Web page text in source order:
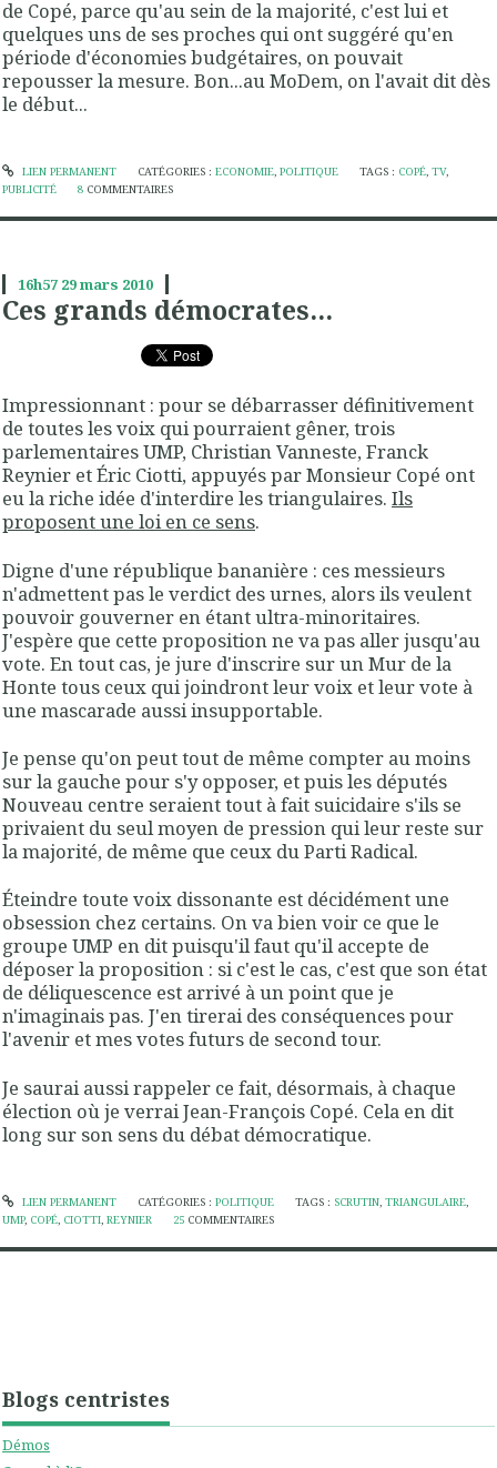
Blogs centristes
Démos
de Copé, parce qu'au sein de la majorité, c'est lui et
quelques uns de ses proches qui ont suggéré qu'en
période d'économies budgétaires, on pouvait
repousser la mesure. Bon...au MoDem, on l'avait dit dès
le début...
LIEN PERMANENT CATÉGORIES : ECONOMIE, POLITIQUE TAGS : COPÉ,TV,
PUBLICITÉ
8 COMMENTAIRES
16h57 29mars 2010
Ces grands démocrates...
Impressionnant : pour se débarrasser définitivement
de toutes les voix qui pourraient gêner, trois
parlementaires UMP, Christian Vanneste, Franck
Reynier et Éric Ciotti, appuyés par Monsieur Copé ont
eu la riche idée d'interdire les triangulaires. Ils
proposent une loi en ce sens.
Digne d'une république bananière : ces messieurs
n'admettent pas le verdict des urnes, alors ils veulent
pouvoir gouverner en étant ultra-minoritaires.
J'espère que cette proposition ne va pas aller jusqu'au
vote. En tout cas, je jure d'inscrire sur un Mur de la
Honte tous ceux qui joindront leur voix et leur vote à
une mascarade aussi insupportable.
Je pense qu'on peut tout de même compter au moins
sur la gauche pour s'y opposer, et puis les députés
Nouveau centre seraient tout à fait suicidaire s'ils se
privaient du seul moyen de pression qui leur reste sur
la majorité, de même que ceux du Parti Radical.
Éteindre toute voix dissonante est décidément une
obsession chez certains. On va bien voir ce que le
groupe UMP en dit puisqu'il faut qu'il accepte de
déposer la proposition : si c'est le cas, c'est que son état
de déliquescence est arrivé à un point que je
n'imaginais pas. J'en tirerai des conséquences pour
l'avenir et mes votes futurs de second tour.
Je saurai aussi rappeler ce fait, désormais, à chaque
élection où je verrai Jean-François Copé. Cela en dit
long sur son sens du débat démocratique.
LIEN PERMANENT CATÉGORIES : POLITIQUE TAGS : SCRUTIN,TRIANGULAIRE,
UMP, COPÉ, CIOTTI, REYNIER 25 COMMENTAIRES